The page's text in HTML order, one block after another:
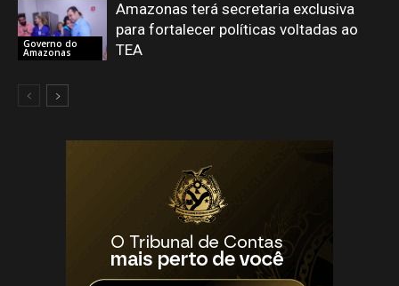
Governo do
Amazonas
Amazonas terá secretaria exclusiva
para fortalecer políticas voltadas ao
TEA